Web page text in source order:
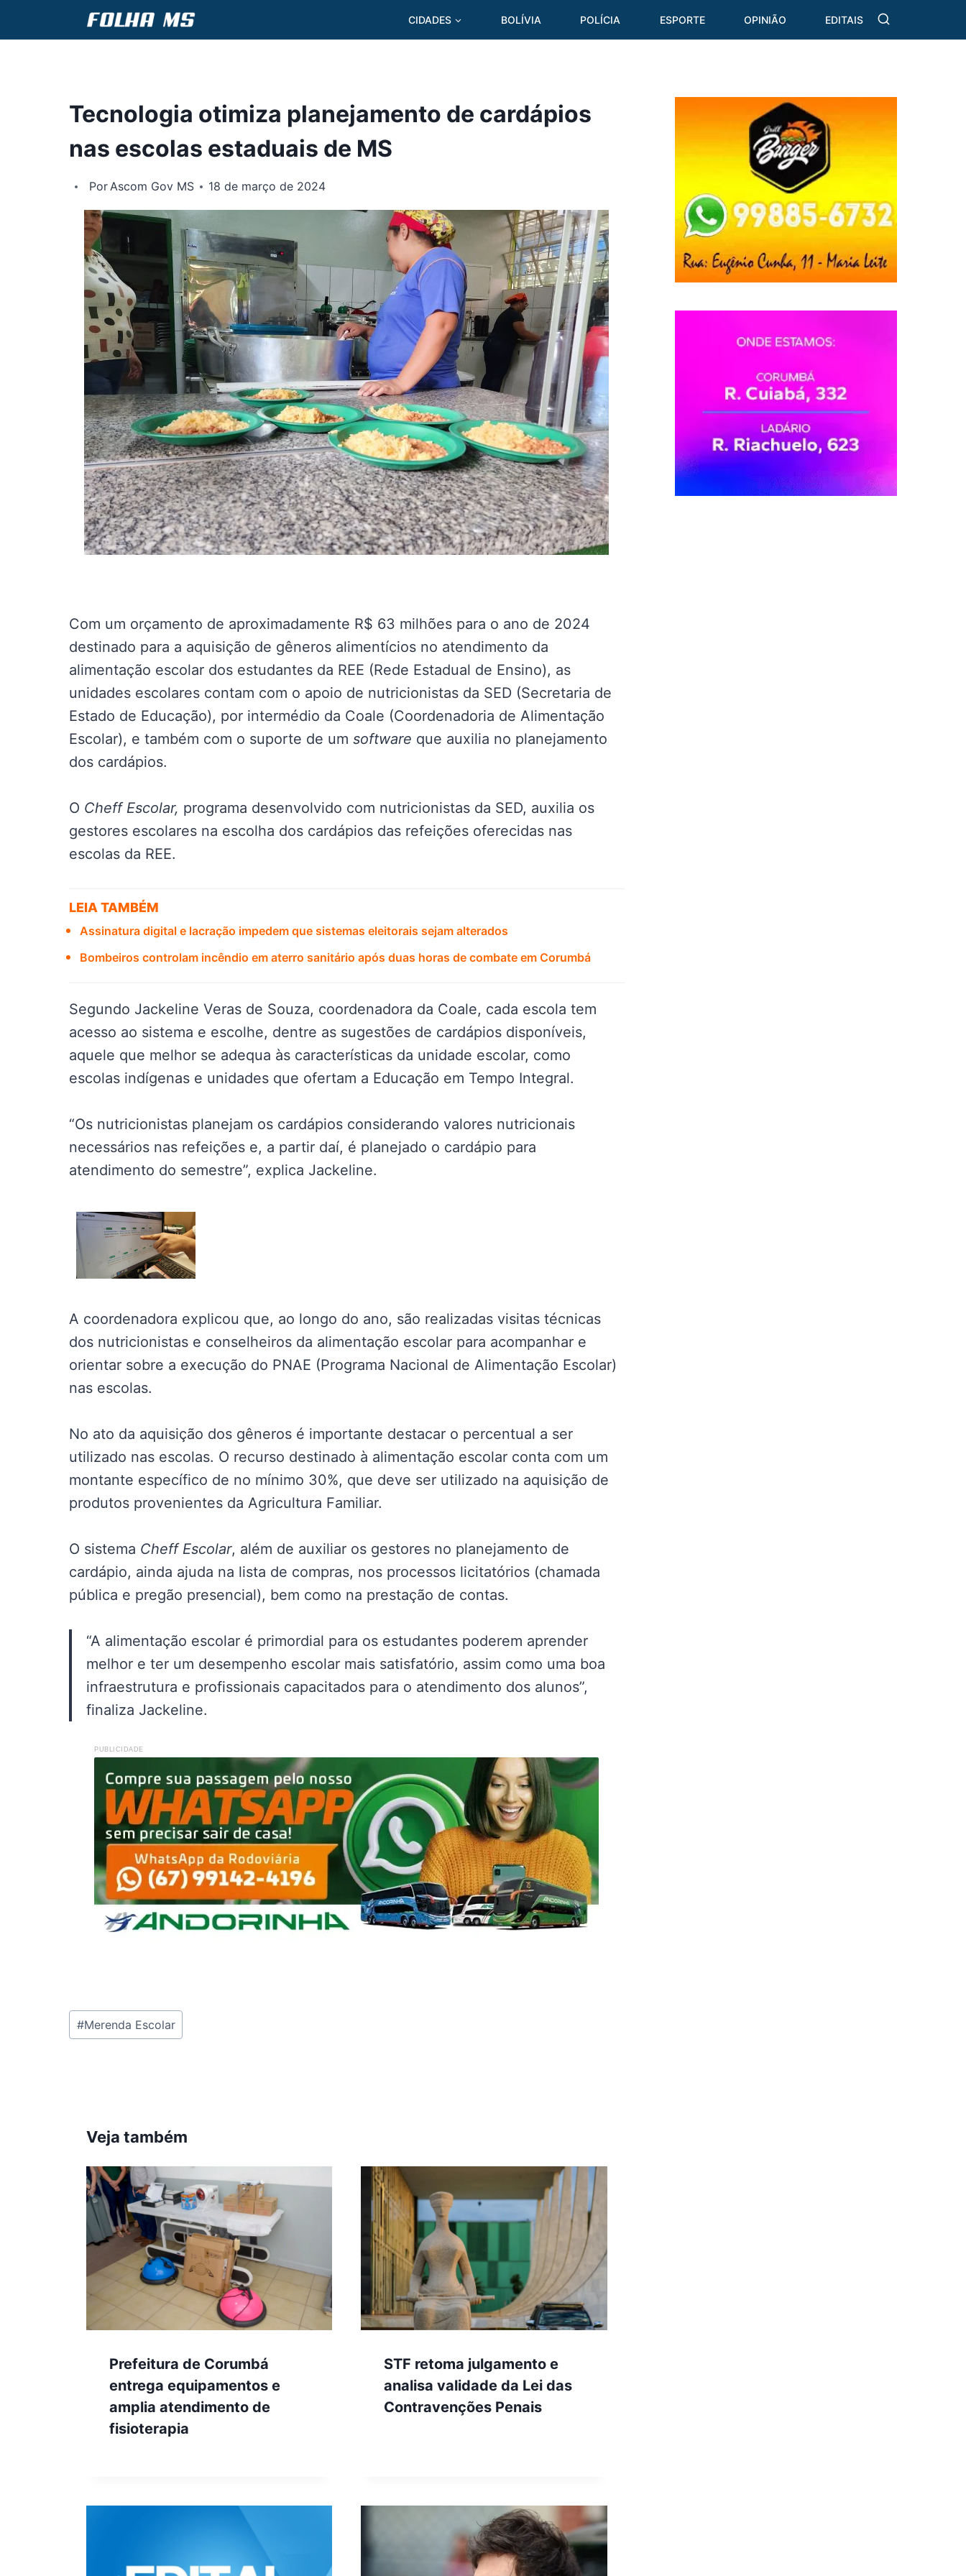
CIDADES BOLÍVIA POLÍCIA ESPORTE OPINIÃO EDITAIS
Tecnologia otimiza planejamento de cardápios
nas escolas estaduais de MS
PorAscom Gov MS 18 de março de 2024
Com um orçamento de aproximadamente R$ 63 milhões para o ano de 2024
destinado para a aquisição de gêneros alimentícios no atendimento da
alimentação escolar dos estudantes da REE (Rede Estadual de Ensino), as
unidades escolares contam com o apoio de nutricionistas da SED (Secretaria de
Estado de Educação), por intermédio da Coale (Coordenadoria de Alimentação
Escolar), e também com o suporte de um software que auxilia no planejamento
dos cardápios.
O Cheff Escolar, programa desenvolvido com nutricionistas da SED, auxilia os
gestores escolares na escolha dos cardápios das refeições oferecidas nas
escolas da REE.
LEIA TAMBÉM
Assinatura digital e lacração impedem que sistemas eleitorais sejam alterados
Bombeiros controlam incêndio em aterro sanitário após duas horas de combate em Corumbá
Segundo Jackeline Veras de Souza, coordenadora da Coale, cada escola tem
acesso ao sistema e escolhe, dentre as sugestões de cardápios disponíveis,
aquele que melhor se adequa às características da unidade escolar, como
escolas indígenas e unidades que ofertam a Educação em Tempo Integral.
“Os nutricionistas planejam os cardápios considerando valores nutricionais
necessários nas refeições e, a partir daí, é planejado o cardápio para
atendimento do semestre”, explica Jackeline.
A coordenadora explicou que, ao longo do ano, são realizadas visitas técnicas
dos nutricionistas e conselheiros da alimentação escolar para acompanhar e
orientar sobre a execução do PNAE (Programa Nacional de Alimentação Escolar)
nas escolas.
No ato da aquisição dos gêneros é importante destacar o percentual a ser
utilizado nas escolas. O recurso destinado à alimentação escolar conta com um
montante específico de no mínimo 30%, que deve ser utilizado na aquisição de
produtos provenientes da Agricultura Familiar.
O sistema Cheff Escolar, além de auxiliar os gestores no planejamento de
cardápio, ainda ajuda na lista de compras, nos processos licitatórios (chamada
pública e pregão presencial), bem como na prestação de contas.
“A alimentação escolar é primordial para os estudantes poderem aprender
melhor e ter um desempenho escolar mais satisfatório, assim como uma boa
infraestrutura e profissionais capacitados para o atendimento dos alunos”,
finaliza Jackeline.
PUBLICIDADE
Tags
do
#Merenda Escolar
Veja também
Prefeitura de Corumbá
entrega equipamentos e
amplia atendimento de
fisioterapia
STF retoma julgamento e
analisa validade da Lei das
Contravenções Penais